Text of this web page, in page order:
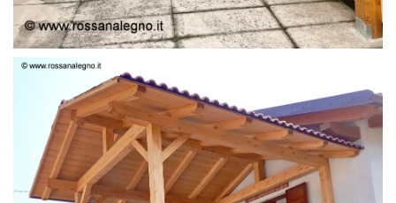
STRUTTURA LAMELLARE PRETAGLIATO